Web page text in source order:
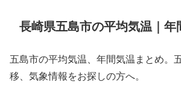
長崎県五島市の平均気温｜年
五島市の平均気温、年間気温まとめ。
移、気象情報をお探しの方へ。